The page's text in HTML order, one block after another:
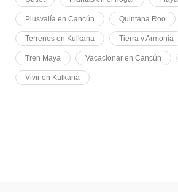
Plusvalía en Cancún Quintana Roo
Terrenos en Kulkana Tierra y Armonía
Tren Maya Vacacionar en Cancún
Vivir en Kulkana